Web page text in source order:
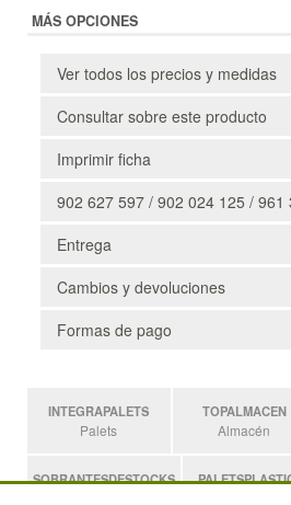
MÁS OPCIONES
Ver todos los precios y medidas
Consultar sobre este producto
Imprimir ficha
902 627 597 / 902 024 125 / 961
Entrega
Cambios y devoluciones
Formas de pago
INTEGRAPALETS
Palets
TOPALMACEN
Almacén
SOBRANTESDESTOCKS